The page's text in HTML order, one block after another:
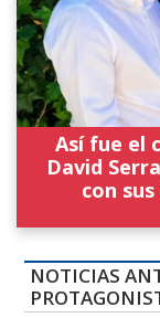
Así fue el
David
con
NOTICIAS